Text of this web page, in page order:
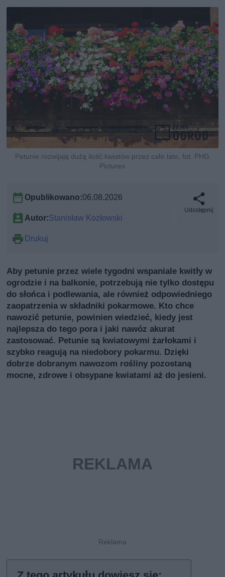
Petunie rozwijają dużą ilość kwiatów przez całe lato, fot. PHG
Pictures
Opublikowano:06.08.2026
Autor:Stanisław Kozłowski
Drukuj
Udostępnij
Aby petunie przez wiele tygodni wspaniale kwitły w
ogrodzie i na balkonie, potrzebują nie tylko dostępu
do słońca i podlewania, ale również odpowiedniego
zaopatrzenia w składniki pokarmowe. Kto chce
nawozić petunie, powinien wiedzieć, kiedy jest
najlepsza do tego pora i jaki nawóz akurat
zastosować. Petunie są kwiatowymi żarłokami i
szybko reagują na niedobory pokarmu. Dzięki
dobrze dobranym nawozom rośliny pozostaną
mocne, zdrowe i obsypane kwiatami aż do jesieni.